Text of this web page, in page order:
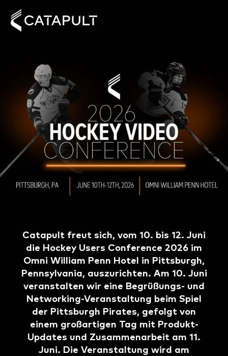
Catapult freut sich, vom 10. bis 12. Juni
die Hockey Users Conference 2026 im
Omni William Penn Hotel in Pittsburgh,
Pennsylvania, auszurichten. Am 10. Juni
veranstalten wir eine Begrüßungs- und
Networking-Veranstaltung beim Spiel
der Pittsburgh Pirates, gefolgt von
einem großartigen Tag mit Produkt-
Updates und Zusammenarbeit am 11.
Juni. Die Veranstaltung wird am